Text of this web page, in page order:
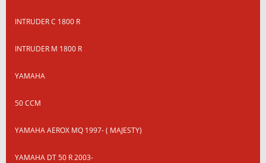
INTRUDER C 1800 R
INTRUDER M 1800 R
YAMAHA
50 CCM
YAMAHA AEROX MQ 1997- ( MAJESTY)
YAMAHA DT 50 R 2003-